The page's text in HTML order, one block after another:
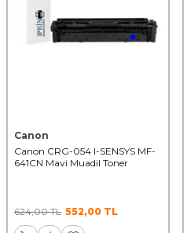
Canon
Canon CRG-054 I-SENSYS MF-
641CN Mavi Muadil Toner
624,00TL 552,00 TL